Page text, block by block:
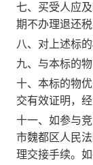
七、买受人应
期不办理退还
八、对上述标
九、与本标的
十、 本标的物
交有效证明，
十一、 如参与
市魏都区人民
理交接手续。